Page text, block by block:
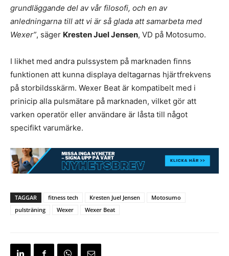
grundläggande del av vår filosofi, och en av
anledningarna till att vi är så glada att samarbeta med
Wexer”, säger Kresten Juel Jensen, VD på Motosumo.
I likhet med andra pulssystem på marknaden finns
funktionen att kunna displaya deltagarnas hjärtfrekvens
på storbildsskärm. Wexer Beat är kompatibelt med i
prinicip alla pulsmätare på marknaden, vilket gör att
varken operatör eller användare är låsta till något
specifikt varumärke.
TAGGAR fitness tech Kresten Juel Jensen
Motosumo
pulsträning
Wexer Wexer Beat